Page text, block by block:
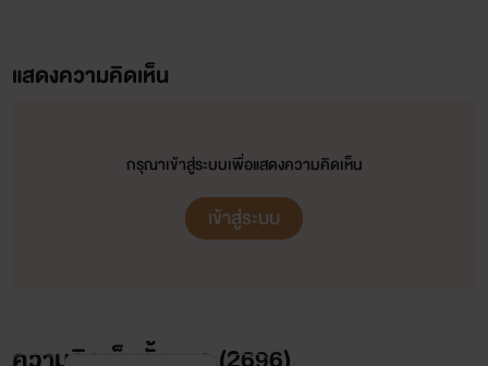
แสดงความคิดเห็น
กรุณาเข้าสู่ระบบเพื่อแสดงความคิดเห็น
เข้าสู่ระบบ